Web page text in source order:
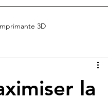
3D
la